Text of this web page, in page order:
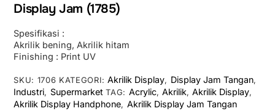
Display Jam (1785)
Spesifikasi :
Akrilik bening, Akrilik hitam
Finishing : Print UV
SKU: 1706 KATEGORI:Akrilik Display, Display Jam Tangan,
Industri, Supermarket TAG: Acrylic, Akrilik,Akrilik Display,
Akrilik Display Handphone, Akrilik Display Jam Tangan